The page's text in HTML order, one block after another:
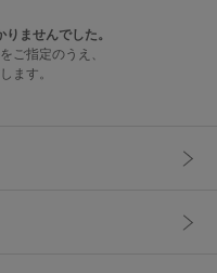
ませんでした。
ご指定のうえ、
ます。